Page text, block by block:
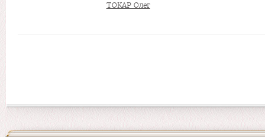
ТОКАР Олег